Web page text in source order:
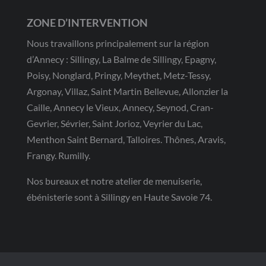
ZONE D’INTERVENTION
Nous travaillons principalement sur la région
d’Annecy : Sillingy, La Balme de Sillingy, Epagny,
Poisy, Nonglard, Pringy, Meythet, Metz-Tessy,
Argonay, Villaz, Saint Martin Bellevue, Allonzier la
Caille, Annecy le Vieux, Annecy, Seynod, Cran-
Gevrier, Sévrier, Saint Jorioz, Veyrier du Lac,
Menthon Saint Bernard, Talloires. Thônes, Aravis,
Frangy. Rumilly.
Nos bureaux et notre atelier de menuiserie,
ébénisterie sont à Sillingy en Haute Savoie 74.